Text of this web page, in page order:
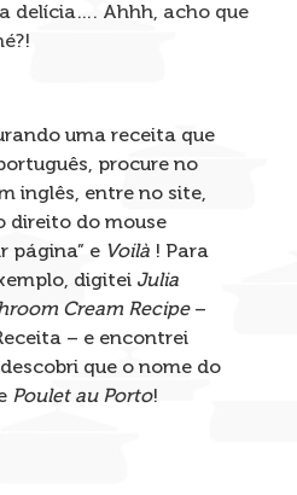
delícia…. Ahhh, acho que
uma receita que
procure no
inglês, entre no site,
direito do mouse
página” e Voilà ! Para
digitei Julia
Cream Recipe –
– e encontrei
que o nome do
Poulet au Porto!